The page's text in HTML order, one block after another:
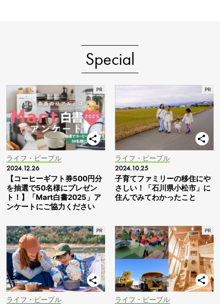
Special
ライフ・ピープル
2024.12.26
【コーヒーギフト券500円分
を抽選で50名様にプレゼン
ト！】「Mart白書2025」ア
ンケートにご協力ください
ライフ・ピープル
2024.10.25
子育てファミリーの移住にや
さしい！「石川県小松市」に
住んでみてわかったこと
ライフ・ピープル ライフ・ピープル